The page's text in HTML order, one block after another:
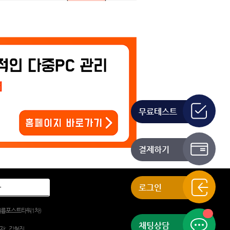
무료테스트
결제하기
로그인
채팅상담
포스트타워1차)